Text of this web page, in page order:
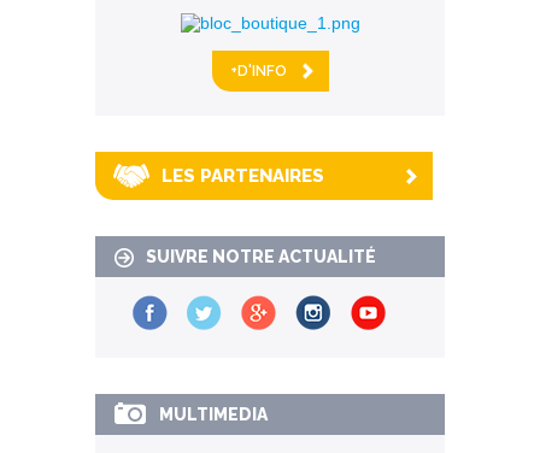
+D'INFO
LES PARTENAIRES
SUIVRE NOTRE ACTUALITÉ
MULTIMEDIA